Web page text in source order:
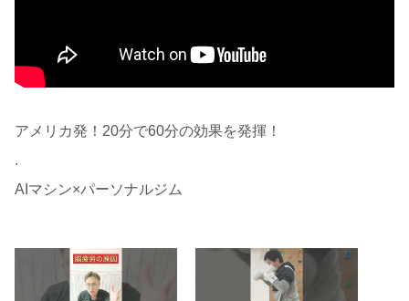
アメリカ発！20分で60分の効果を発揮！
.
AIマシン×パーソナルジム